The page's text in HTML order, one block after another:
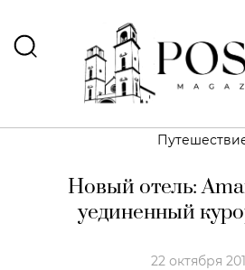
Новый отель:
уединенный
22 октября